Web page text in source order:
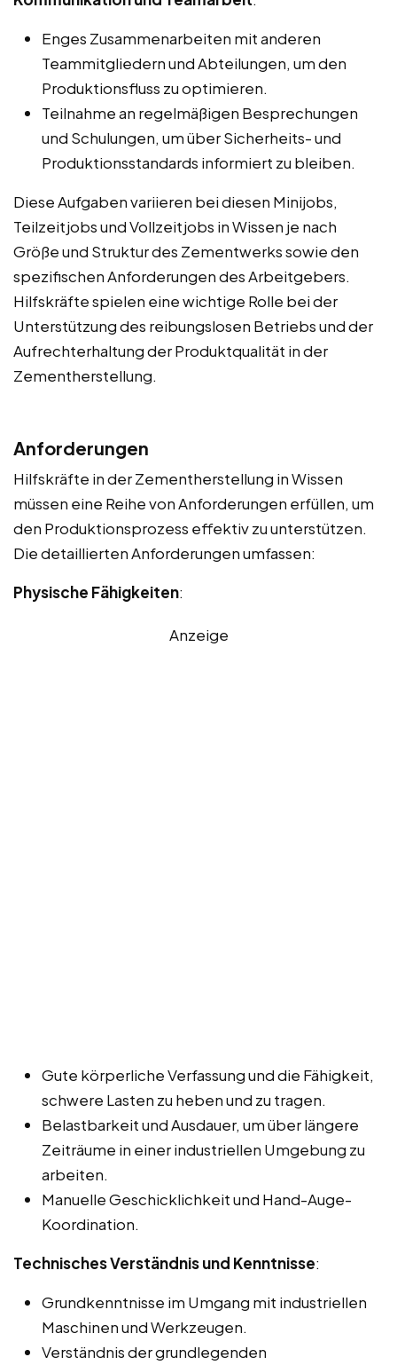
Enges Zusammenarbeiten mit anderen
Teammitgliedern und Abteilungen, um den
Produktionsfluss zu optimieren.
Teilnahme an regelmäßigen Besprechungen
und Schulungen, um über Sicherheits- und
Produktionsstandards informiert zu bleiben.
Diese Aufgaben variieren bei diesen Minijobs,
Teilzeitjobs und Vollzeitjobs in Wissen je nach
Größe und Struktur des Zementwerks sowie den
spezifischen Anforderungen des Arbeitgebers.
Hilfskräfte spielen eine wichtige Rolle bei der
Unterstützung des reibungslosen Betriebs und der
Aufrechterhaltung der Produktqualität in der
Zementherstellung.
Anforderungen
Hilfskräfte in der Zementherstellung in Wissen
müssen eine Reihe von Anforderungen erfüllen, um
den Produktionsprozess effektiv zu unterstützen.
Die detaillierten Anforderungen umfassen:
Physische Fähigkeiten:
Anzeige
Gute körperliche Verfassung und die Fähigkeit,
schwere Lasten zu heben und zu tragen.
Belastbarkeit und Ausdauer, um über längere
Zeiträume in einer industriellen Umgebung zu
arbeiten.
Manuelle Geschicklichkeit und Hand-Auge-
Koordination.
Technisches Verständnis und Kenntnisse:
Grundkenntnisse im Umgang mit industriellen
Maschinen und Werkzeugen.
Verständnis der grundlegenden